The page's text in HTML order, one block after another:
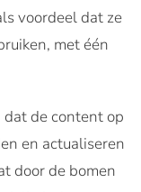
voordeel dat ze
met één
dat de content op
en actualiseren
door de bomen